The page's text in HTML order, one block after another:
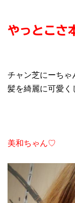
やっとこさ
チャン芝にーち
髪を綺麗に可愛く
美和ちゃん♡